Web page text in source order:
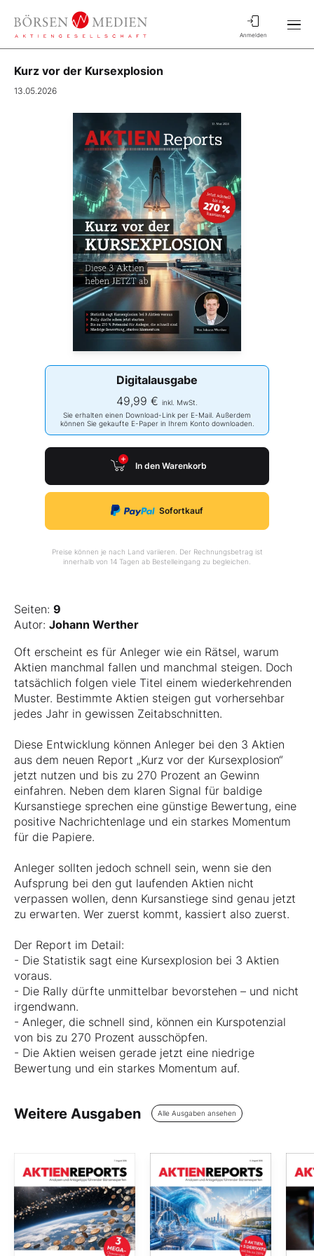
Anmelden
Kurz vor der Kursexplosion
13.05.2026
Digitalausgabe
49,99 € inkl. MwSt.
Sie erhalten einen Download-Link per E-Mail. Außerdem
können Sie gekaufte E-Paper in Ihrem Konto downloaden.
In den Warenkorb
Sofortkauf
Preise können je nach Land variieren. Der Rechnungsbetrag ist
innerhalb von 14 Tagen ab Bestelleingang zu begleichen.
Seiten: 9
Autor: Johann Werther
Oft erscheint es für Anleger wie ein Rätsel, warum
Aktien manchmal fallen und manchmal steigen. Doch
tatsächlich folgen viele Titel einem wiederkehrenden
Muster. Bestimmte Aktien steigen gut vorhersehbar
jedes Jahr in gewissen Zeitabschnitten.
Diese Entwicklung können Anleger bei den 3 Aktien
aus dem neuen Report „Kurz vor der Kursexplosion“
jetzt nutzen und bis zu 270 Prozent an Gewinn
einfahren. Neben dem klaren Signal für baldige
Kursanstiege sprechen eine günstige Bewertung, eine
positive Nachrichtenlage und ein starkes Momentum
für die Papiere.
Anleger sollten jedoch schnell sein, wenn sie den
Aufsprung bei den gut laufenden Aktien nicht
verpassen wollen, denn Kursanstiege sind genau jetzt
zu erwarten. Wer zuerst kommt, kassiert also zuerst.
Der Report im Detail:
- Die Statistik sagt eine Kursexplosion bei 3 Aktien
voraus.
- Die Rally dürfte unmittelbar bevorstehen – und nicht
irgendwann.
- Anleger, die schnell sind, können ein Kurspotenzial
von bis zu 270 Prozent ausschöpfen.
- Die Aktien weisen gerade jetzt eine niedrige
Bewertung und ein starkes Momentum auf.
Weitere Ausgaben Alle Ausgaben ansehen